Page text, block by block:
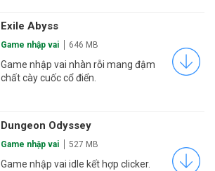
Exile Abyss
Game nhập vai 646 MB
Game nhập vai nhàn rỗi mang đậm
chất cày cuốc cổ điển.
Dungeon Odyssey
Game nhập vai 527 MB
Game nhập vai idle kết hợp clicker.